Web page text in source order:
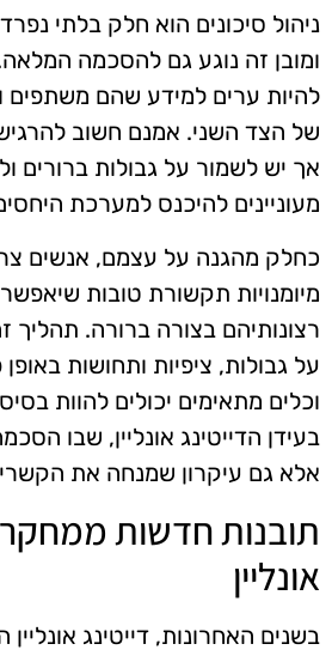
ניהול סיכונים הוא חלק בלתי נפרד
ומובן זה נוגע גם להסכמה
להיות ערים למידע שהם משתפים
של הצד השני. אמנם חשוב להרגיש
אך יש לשמור על גבולות ברורים
מעוניינים להיכנס למערכת
כחלק מהגנה על עצמם, אנשים
מיומנויות תקשורת טובות
רצונותיהם בצורה ברורה. תהליך
על גבולות, ציפיות ותחושות
וכלים מתאימים יכולים להוות
בעידן הדייטינג אונליין, שבו
אלא גם עיקרון שמנחה את
תובנות חדשות
אונליין
בשנים האחרונות, דייטינג